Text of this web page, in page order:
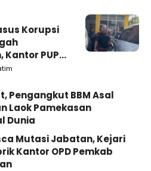
Korupsi
Kantor PUPR
Kejari
Pengangkut BBM Asal
Laok Pamekasan
Dunia
Mutasi Jabatan, Kejari
Kantor OPD Pemkab